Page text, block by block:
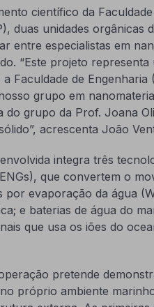
científico da Faculdade
duas unidades orgânicas
entre especialistas em
“Este projeto
Faculdade de
grupo em
do grupo da Prof. Joana
acrescenta João
integra três
que convertem o
por evaporação da água
e baterias de água do
que usa os iões do
pretende
próprio ambiente